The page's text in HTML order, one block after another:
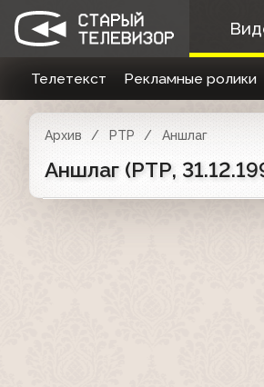
Телетекст Рекламные ролики
Архив РТР Аншлаг
Аншлаг (РТР,